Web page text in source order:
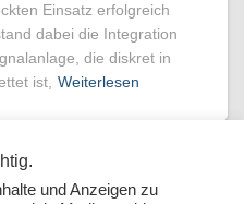
Einsatz erfolgreich
dabei die Integration
die diskret in
ist, Weiterlesen
und Anzeigen zu